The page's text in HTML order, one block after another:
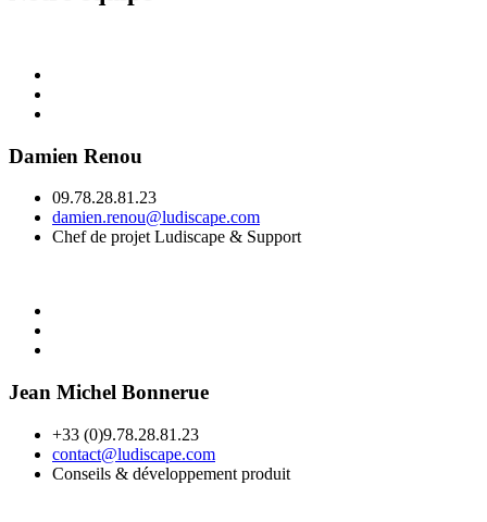
Damien Renou
09.78.28.81.23
damien.renou@ludiscape.com
Chef de projet Ludiscape & Support
Jean Michel Bonnerue
+33 (0)9.78.28.81.23
contact@ludiscape.com
Conseils & développement produit